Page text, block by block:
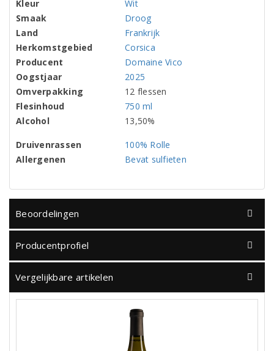
Kleur
Wit
Smaak
Droog
Land
Frankrijk
Herkomstgebied
Corsica
Producent
Domaine Vico
Oogstjaar
2025
Omverpakking
12 flessen
Flesinhoud
750 ml
Alcohol
13,50%
Druivenrassen
100% Rolle
Allergenen
Bevat sulfieten
Beoordelingen
Producentprofiel
Vergelijkbare artikelen